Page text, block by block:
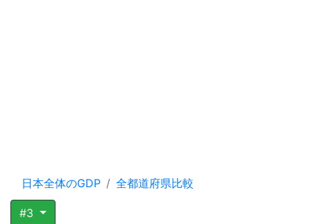
日本全体のGDP 全都道府県比較
#3